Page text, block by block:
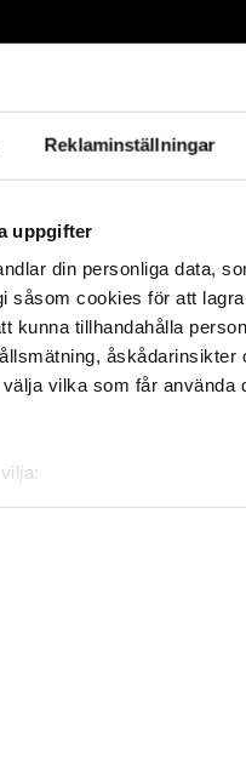
Reklaminställningar
uppgifter
din personliga data,
såsom cookies för att
kunna tillhandahålla
åskådarinsikter
vilka som får använda
geografiska plats som
att aktivt skanna den för
uppgifter behandlas